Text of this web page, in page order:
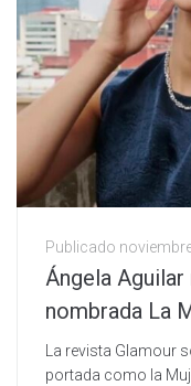
Publicado
Ángela
nombrada La
La revista Glamour
portada como la